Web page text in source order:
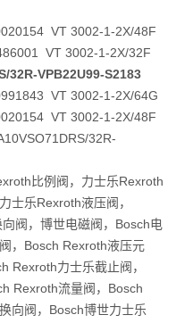
VT 3002-1-2X/48F
VT 3002-1-2X/32F
32R-VPB22U99-S2183
VT 3002-1-2X/64G
VT 3002-1-2X/48F
32R-
比例阀，力士乐Rexroth
士乐Rexroth液压阀，
阀，博世电磁阀，Bosch电
，Bosch Rexroth液压元
Rexroth力士乐截止阀，
Rexroth流量阀，Bosch
向阀，Bosch博世力士乐